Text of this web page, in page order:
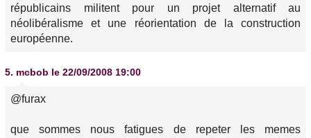
républicains militent pour un projet alternatif au
néolibéralisme et une réorientation de la construction
européenne.
5. mcbob le 22/09/2008 19:00
@furax
que sommes nous fatigues de repeter les memes